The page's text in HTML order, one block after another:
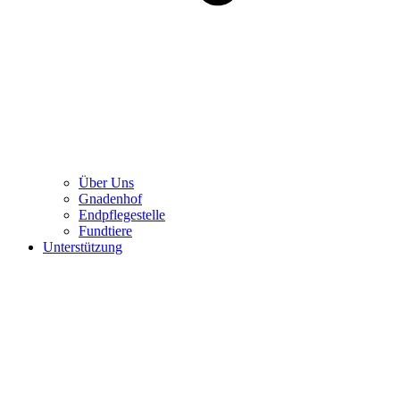
Über Uns
Gnadenhof
Endpflegestelle
Fundtiere
Unterstützung